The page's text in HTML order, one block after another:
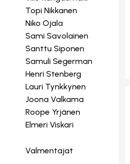
Topi Nikkanen
Niko Ojala
Sami Savolainen
Santtu Siponen
Samuli Segerman
Henri Stenberg
Lauri Tynkkynen
Joona Valkama
Roope Yrjänen
Elmeri Viskari
Valmentajat